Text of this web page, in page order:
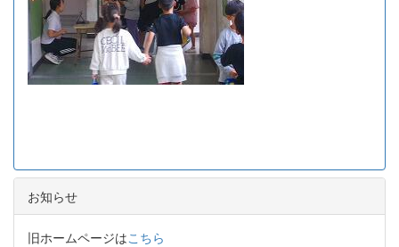
お知らせ
旧ホームページはこちら